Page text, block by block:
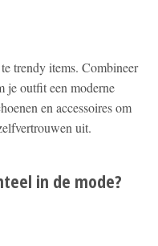
trendy items. Combineer
je outfit een moderne
en accessoires om
uit.
in de mode?